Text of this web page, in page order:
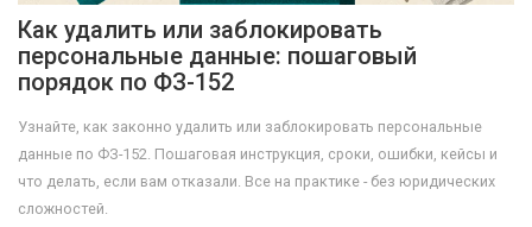
Как удалить или заблокировать
персональные данные: пошаговый
порядок по ФЗ-152
Узнайте, как законно удалить или заблокировать персональные
данные по ФЗ-152. Пошаговая инструкция, сроки, ошибки, кейсы и
что делать, если вам отказали. Все на практике - без юридических
сложностей.